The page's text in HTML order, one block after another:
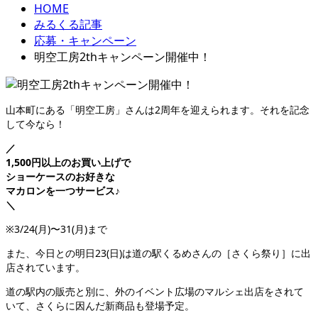
HOME
みるくる記事
応募・キャンペーン
明空工房2thキャンペーン開催中！
山本町にある「明空工房」さんは2周年を迎えられます。それを記念
して今なら！
／
1,500円以上のお買い上げで
ショーケースのお好きな
マカロンを一つサービス♪
＼
※3/24(月)〜31(月)まで
また、今日との明日23(日)は道の駅くるめさんの［さくら祭り］に出
店されています。
道の駅内の販売と別に、外のイベント広場のマルシェ出店をされて
いて、さくらに因んだ新商品も登場予定。